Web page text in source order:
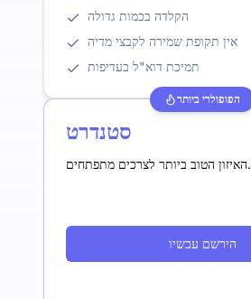
הקלדה בכמות גדולה
אין תקופת שמירה לקבצי מדיה
תמיכת דוא"ל בעדיפות
הפופולרי ביותר
סטנדרט
האיזון הטוב ביותר לצרכים מתפתחים.
הירשם עכשיו